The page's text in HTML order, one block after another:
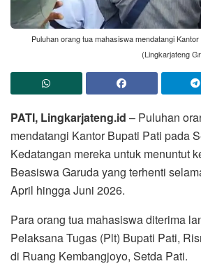
Puluhan orang tua mahasiswa mendatangi
(Lingkarjateng
PATI, Lingkarjateng.id – Puluhan
mendatangi Kantor Bupati Pati pada
Kedatangan mereka untuk menuntut
Beasiswa Garuda yang terhenti
April hingga Juni 2026.
Para orang tua mahasiswa diterima
Pelaksana Tugas (Plt) Bupati Pati,
di Ruang Kembangjoyo, Setda Pati.